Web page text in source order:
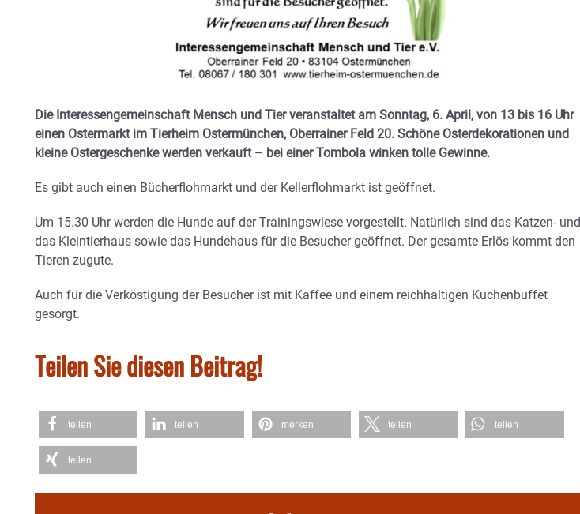
Die Interessengemeinschaft Mensch und Tier veranstaltet am Sonntag, 6. April, von 13 bis 16 Uhr
einen Ostermarkt im Tierheim Ostermünchen, Oberrainer Feld 20. Schöne Osterdekorationen und
kleine Ostergeschenke werden verkauft – bei einer Tombola winken tolle Gewinne.
Es gibt auch einen Bücherflohmarkt und der Kellerflohmarkt ist geöffnet.
Um 15.30 Uhr werden die Hunde auf der Trainingswiese vorgestellt. Natürlich sind das Katzen- und
das Kleintierhaus sowie das Hundehaus für die Besucher geöffnet. Der gesamte Erlös kommt den
Tieren zugute.
Auch für die Verköstigung der Besucher ist mit Kaffee und einem reichhaltigen Kuchenbuffet
gesorgt.
Teilen Sie diesen Beitrag!
teilen teilen merken teilen teilen
teilen